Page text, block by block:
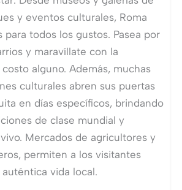
y eventos culturales, Roma
todos los gustos. Pasea por
y maravíllate con la
alguno. Además, muchas
culturales abren sus puertas
en días específicos, brindando
de clase mundial y
Mercados de agricultores y
permiten a los visitantes
vida local.